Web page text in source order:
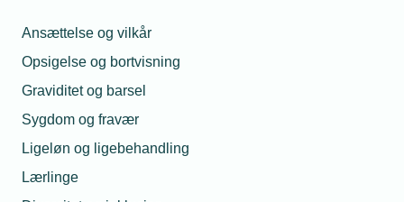
Ansættelse og vilkår
Opsigelse og bortvisning
Graviditet og barsel
Sygdom og fravær
Ligeløn og ligebehandling
Lærlinge